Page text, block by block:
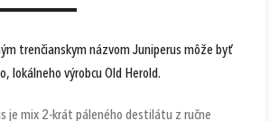
trenčianskym názvom Juniperus môže byť
lokálneho výrobcu Old Herold.
je mix 2-krát páleného destilátu z ručne